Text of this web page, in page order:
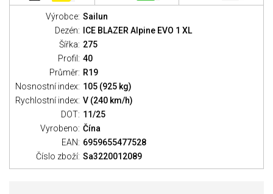
Výrobce: Sailun
Dezén:
ICE BLAZER Alpine EVO 1 XL
Šířka: 275
Profil: 40
Průměr: R19
Nosnostní index: 105 (925 kg)
Rychlostní index: V (240 km/h)
DOT: 11/25
Vyrobeno: Čína
EAN: 6959655477528
Číslo zboží: Sa3220012089